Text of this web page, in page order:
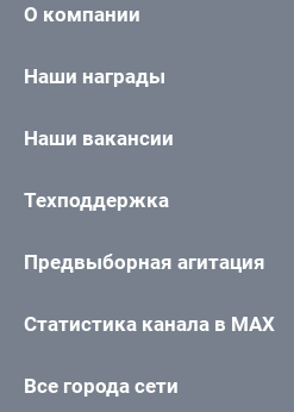
О компании
Наши награды
Наши вакансии
Техподдержка
Предвыборная агитация
Статистика канала в MAX
Все города сети